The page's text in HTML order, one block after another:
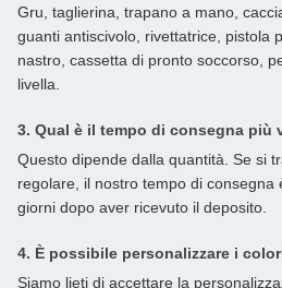
Gru, taglierina, trapano a mano,
guanti antiscivolo, rivettatrice, pistola
nastro, cassetta di pronto soccorso,
livella.
3. Qual è il tempo di consegna più
Questo dipende dalla quantità. Se si
regolare, il nostro tempo di consegna
giorni dopo aver ricevuto il deposito.
4. È possibile personalizzare i
Siamo lieti di accettare la